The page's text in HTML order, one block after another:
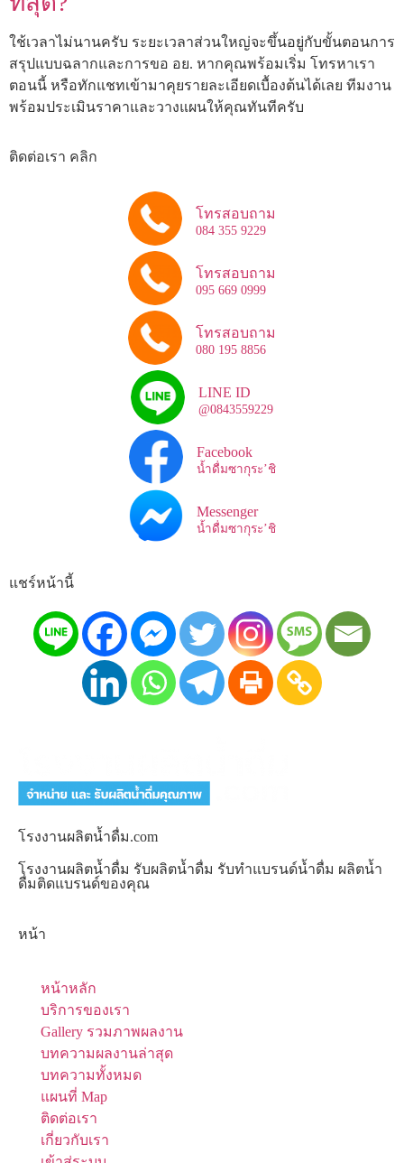
ใช้เวลาไม่นานครับ ระยะเวลาส่วนใหญ่จะขึ้นอยู่กับขั้นตอนการ
สรุปแบบฉลากและการขอ อย. หากคุณพร้อมเริ่ม โทรหาเรา
ตอนนี้ หรือทักแชทเข้ามาคุยรายละเอียดเบื้องต้นได้เลย ทีมงาน
พร้อมประเมินราคาและวางแผนให้คุณทันทีครับ
ติดต่อเรา คลิก
โทรสอบถาม
084 355 9229
โทรสอบถาม
095 669 0999
โทรสอบถาม
080 195 8856
LINE ID
@0843559229
Facebook
น้ำดื่มซากุระ’ชิ
Messenger
น้ำดื่มซากุระ’ชิ
แชร์หน้านี้
โรงงานผลิตน้ำดื่ม.com
โรงงานผลิตน้ำดื่ม รับผลิตน้ำดื่ม รับทำแบรนด์น้ำดื่ม ผลิตน้ำ
ดื่มติดแบรนด์ของคุณ
หน้า
หน้าหลัก
บริการของเรา
Gallery รวมภาพผลงาน
บทความผลงานล่าสุด
บทความทั้งหมด
แผนที่ Map
ติดต่อเรา
เกี่ยวกับเรา